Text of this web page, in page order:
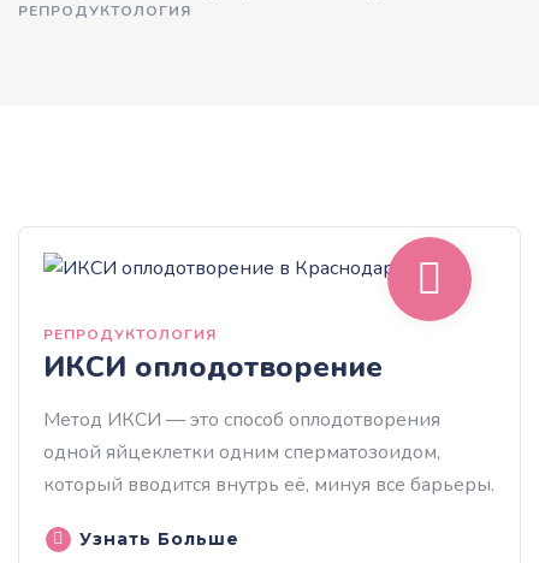
РЕПРОДУКТОЛОГИЯ
РЕПРОДУКТОЛОГИЯ
ИКСИ оплодотворение
Метод ИКСИ — это способ оплодотворения
одной яйцеклетки одним сперматозоидом,
который вводится внутрь её, минуя все барьеры.
Узнать Больше